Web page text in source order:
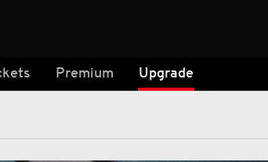
Premium Upgrade